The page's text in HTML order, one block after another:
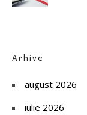
Arhive
august 2026
iulie 2026